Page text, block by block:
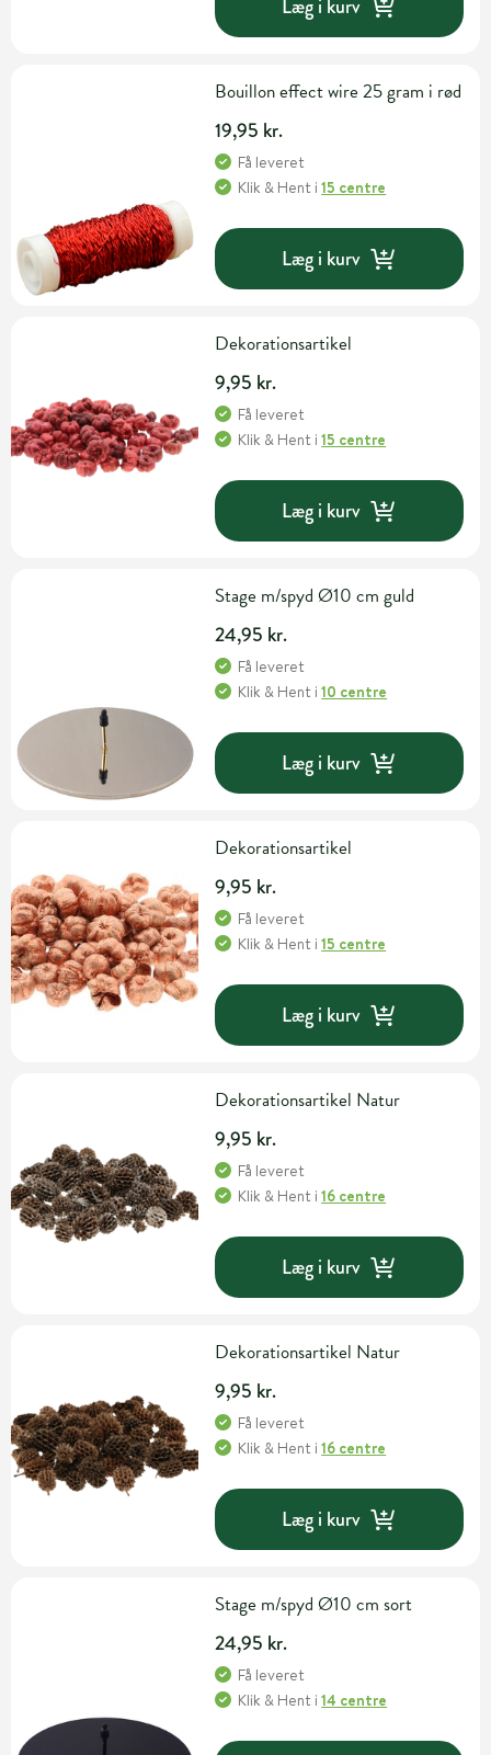
Læg i kurv
Bouillon effect wire 25 gram i rød
19,95 kr.
Få leveret
Klik & Hent i15 centre
Læg i kurv
Dekorationsartikel
9,95 kr.
Få leveret
Klik & Hent i15 centre
Læg i kurv
Stage m/spyd Ø10 cm guld
24,95 kr.
Få leveret
Klik & Hent i10 centre
Læg i kurv
Dekorationsartikel
9,95 kr.
Få leveret
Klik & Hent i15 centre
Læg i kurv
Dekorationsartikel Natur
9,95 kr.
Få leveret
Klik & Hent i16 centre
Læg i kurv
Dekorationsartikel Natur
9,95 kr.
Få leveret
Klik & Hent i16 centre
Læg i kurv
Stage m/spyd Ø10 cm sort
24,95 kr.
Få leveret
Klik & Hent i14 centre